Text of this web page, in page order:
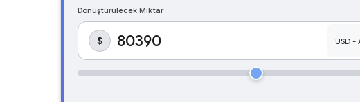
Dönüştürülecek Miktar
$